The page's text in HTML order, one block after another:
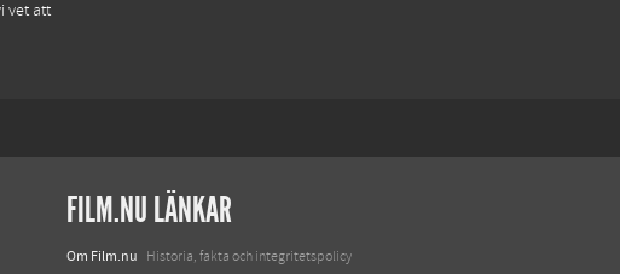
vet att
FILM.NU LÄNKAR
Om Film.nu Historia, fakta och integritetspolicy